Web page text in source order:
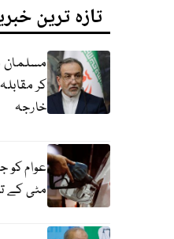
تازہ ترین
مسلمان
کر
خارجہ
عوام کو
مٹی کے